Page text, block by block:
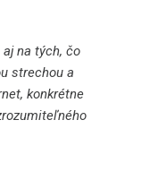
na tých, čo
strechou a
konkrétne